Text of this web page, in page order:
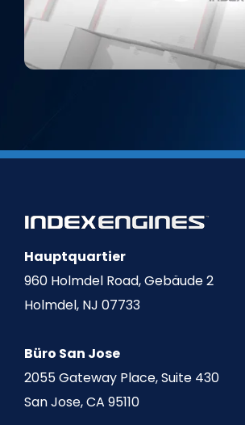
Hauptquartier
960 Holmdel Road, Gebäude 2
Holmdel, NJ 07733
Büro San Jose
2055 Gateway Place, Suite 430
San Jose, CA 95110